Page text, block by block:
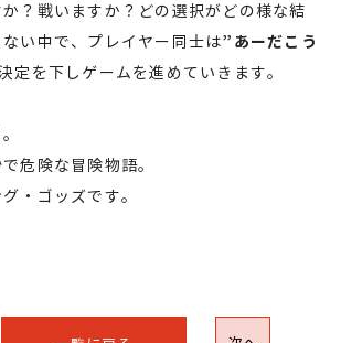
？戦いますか？どの選択がどの様な結
い中で、プレイヤー同士は”あーだこう
定を下しゲームを進めていきます。
危険な冒険物語。
・ゴッズです。